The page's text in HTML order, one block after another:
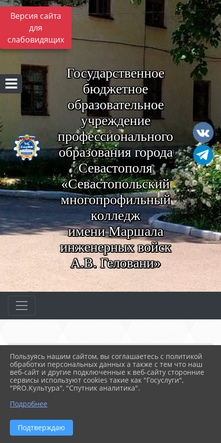
Версия сайта
для
слабовидящих
Государственное
бюджетное
образовательное
учреждение
профессионального
образования города
Севастополя
«Севастопольский
многопрофильный
колледж
имени Маршала
инженерных войск
А.В. Геловани»
Главная МЕРОПРИЯТИЯ
Новости
Творческий вечер "На в...
09.06.2022 12:14
ТВОРЧЕСКИЙ ВЕЧЕР "НА ВОЛНЕ
Пользуясь нашим сайтом, вы соглашаетесь с политикой
обработки персональных данных а также с тем что наш
веб-сайт и другие подключенные к веб-сайту сторонние
сервисы используют cookies такие как "Госуслуги",
"PRO.Культура", "Спутник аналитика".
Подробнее
Подтверждаю